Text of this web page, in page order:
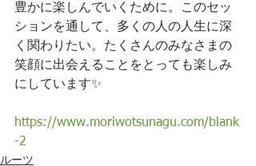
豊かに楽しんでいくために。このセッ
ションを通して、多くの人の人生に深
く関わりたい。たくさんのみなさまの
笑顔に出会えることをとっても楽しみ
にしています✨
https://www.moriwotsunagu.com/blank
-2
ルーツ